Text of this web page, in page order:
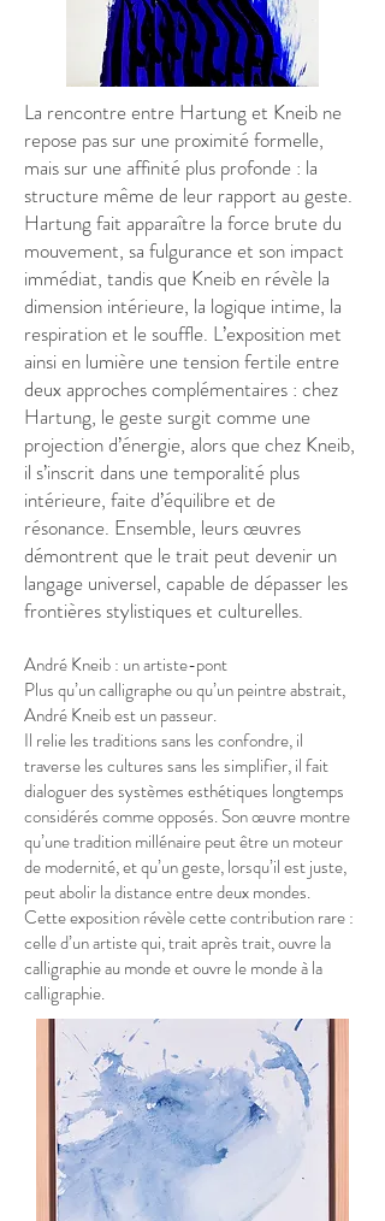
La rencontre entre Hartung et Kneib ne
repose pas sur une proximité formelle,
mais sur une affinité plus profonde : la
structure même de leur rapport au geste.
Hartung fait apparaître la force brute du
mouvement, sa fulgurance et son impact
immédiat, tandis que Kneib en révèle la
dimension intérieure, la logique intime, la
respiration et le souffle. L’exposition met
ainsi en lumière une tension fertile entre
deux approches complémentaires : chez
Hartung, le geste surgit comme une
projection d’énergie, alors que chez Kneib,
il s’inscrit dans une temporalité plus
intérieure, faite d’équilibre et de
résonance. Ensemble, leurs œuvres
démontrent que le trait peut devenir un
langage universel, capable de dépasser les
frontières stylistiques et culturelles.
André Kneib : un artiste-pont
Plus qu’un calligraphe ou qu’un peintre abstrait,
André Kneib est un passeur.
Il relie les traditions sans les confondre, il
traverse les cultures sans les simplifier, il fait
dialoguer des systèmes esthétiques longtemps
considérés comme opposés. Son œuvre montre
qu’une tradition millénaire peut être un moteur
de modernité, et qu’un geste, lorsqu’il est juste,
peut abolir la distance entre deux mondes.
Cette exposition révèle cette contribution rare :
celle d’un artiste qui, trait après trait, ouvre la
calligraphie au monde et ouvre le monde à la
calligraphie.